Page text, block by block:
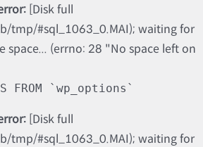
[Disk full
tmp/#sql_1063_0.MAI); waiting for
space... (errno: 28 "No space left on
FROM `wp_options`
[Disk full
tmp/#sql_1063_0.MAI); waiting for